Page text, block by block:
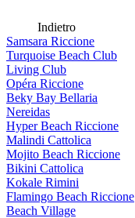
Indietro
Samsara Riccione
Turquoise Beach Club
Living Club
Opéra Riccione
Beky Bay Bellaria
Nereidas
Hyper Beach Riccione
Malindi Cattolica
Mojito Beach Riccione
Bikini Cattolica
Kokale Rimini
Flamingo Beach Riccione
Beach Village